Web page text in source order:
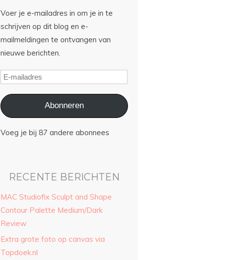
Voer je e-mailadres in om je in te
schrijven op dit blog en e-
mailmeldingen te ontvangen van
nieuwe berichten.
Abonneren
Voeg je bij 87 andere abonnees
RECENTE BERICHTEN
MAC Studiofix Sculpt and Shape
Contour Palette Medium/Dark
Review
Extra grote foto op canvas via
Topdoek.nl